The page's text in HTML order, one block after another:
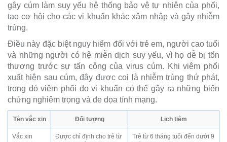
gây cúm làm suy yếu hệ thống bảo vệ tự nhiên của phổi,
tạo cơ hội cho các vi khuẩn khác xâm nhập và gây nhiễm
trùng.
Điều này đặc biệt nguy hiểm đối với trẻ em, người cao tuổi
và những người có hệ miễn dịch suy yếu, vì họ dễ bị tổn
thương trước sự tấn công của virus cúm. Khi viêm phổi
xuất hiện sau cúm, đây được coi là nhiễm trùng thứ phát,
trong đó viêm phổi do vi khuẩn có thể gây ra những biến
chứng nghiêm trọng và đe dọa tính mạng.
Tên vắc xin Đối tượng Lịch tiêm
Vắc xin
Được chỉ định cho trẻ từ
Trẻ từ 6 tháng tuổi đến dưới 9